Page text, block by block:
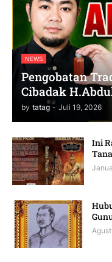
NEWS
Pengobatan
Cibadak
by tatag - Juli 19, 2026
Ini